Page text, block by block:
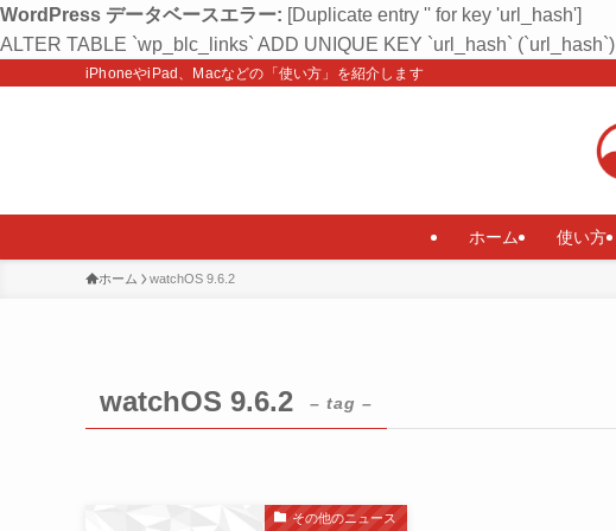
WordPress データベースエラー: [Duplicate entry '' for key 'url_hash']
ALTER TABLE `wp_blc_links` ADD UNIQUE KEY `url_hash` (`url_hash`)
iPhoneやiPad、Macなどの「使い方」を紹介します
ホーム 使い方
ホーム watchOS 9.6.2
watchOS 9.6.2 – tag –
その他のニュース